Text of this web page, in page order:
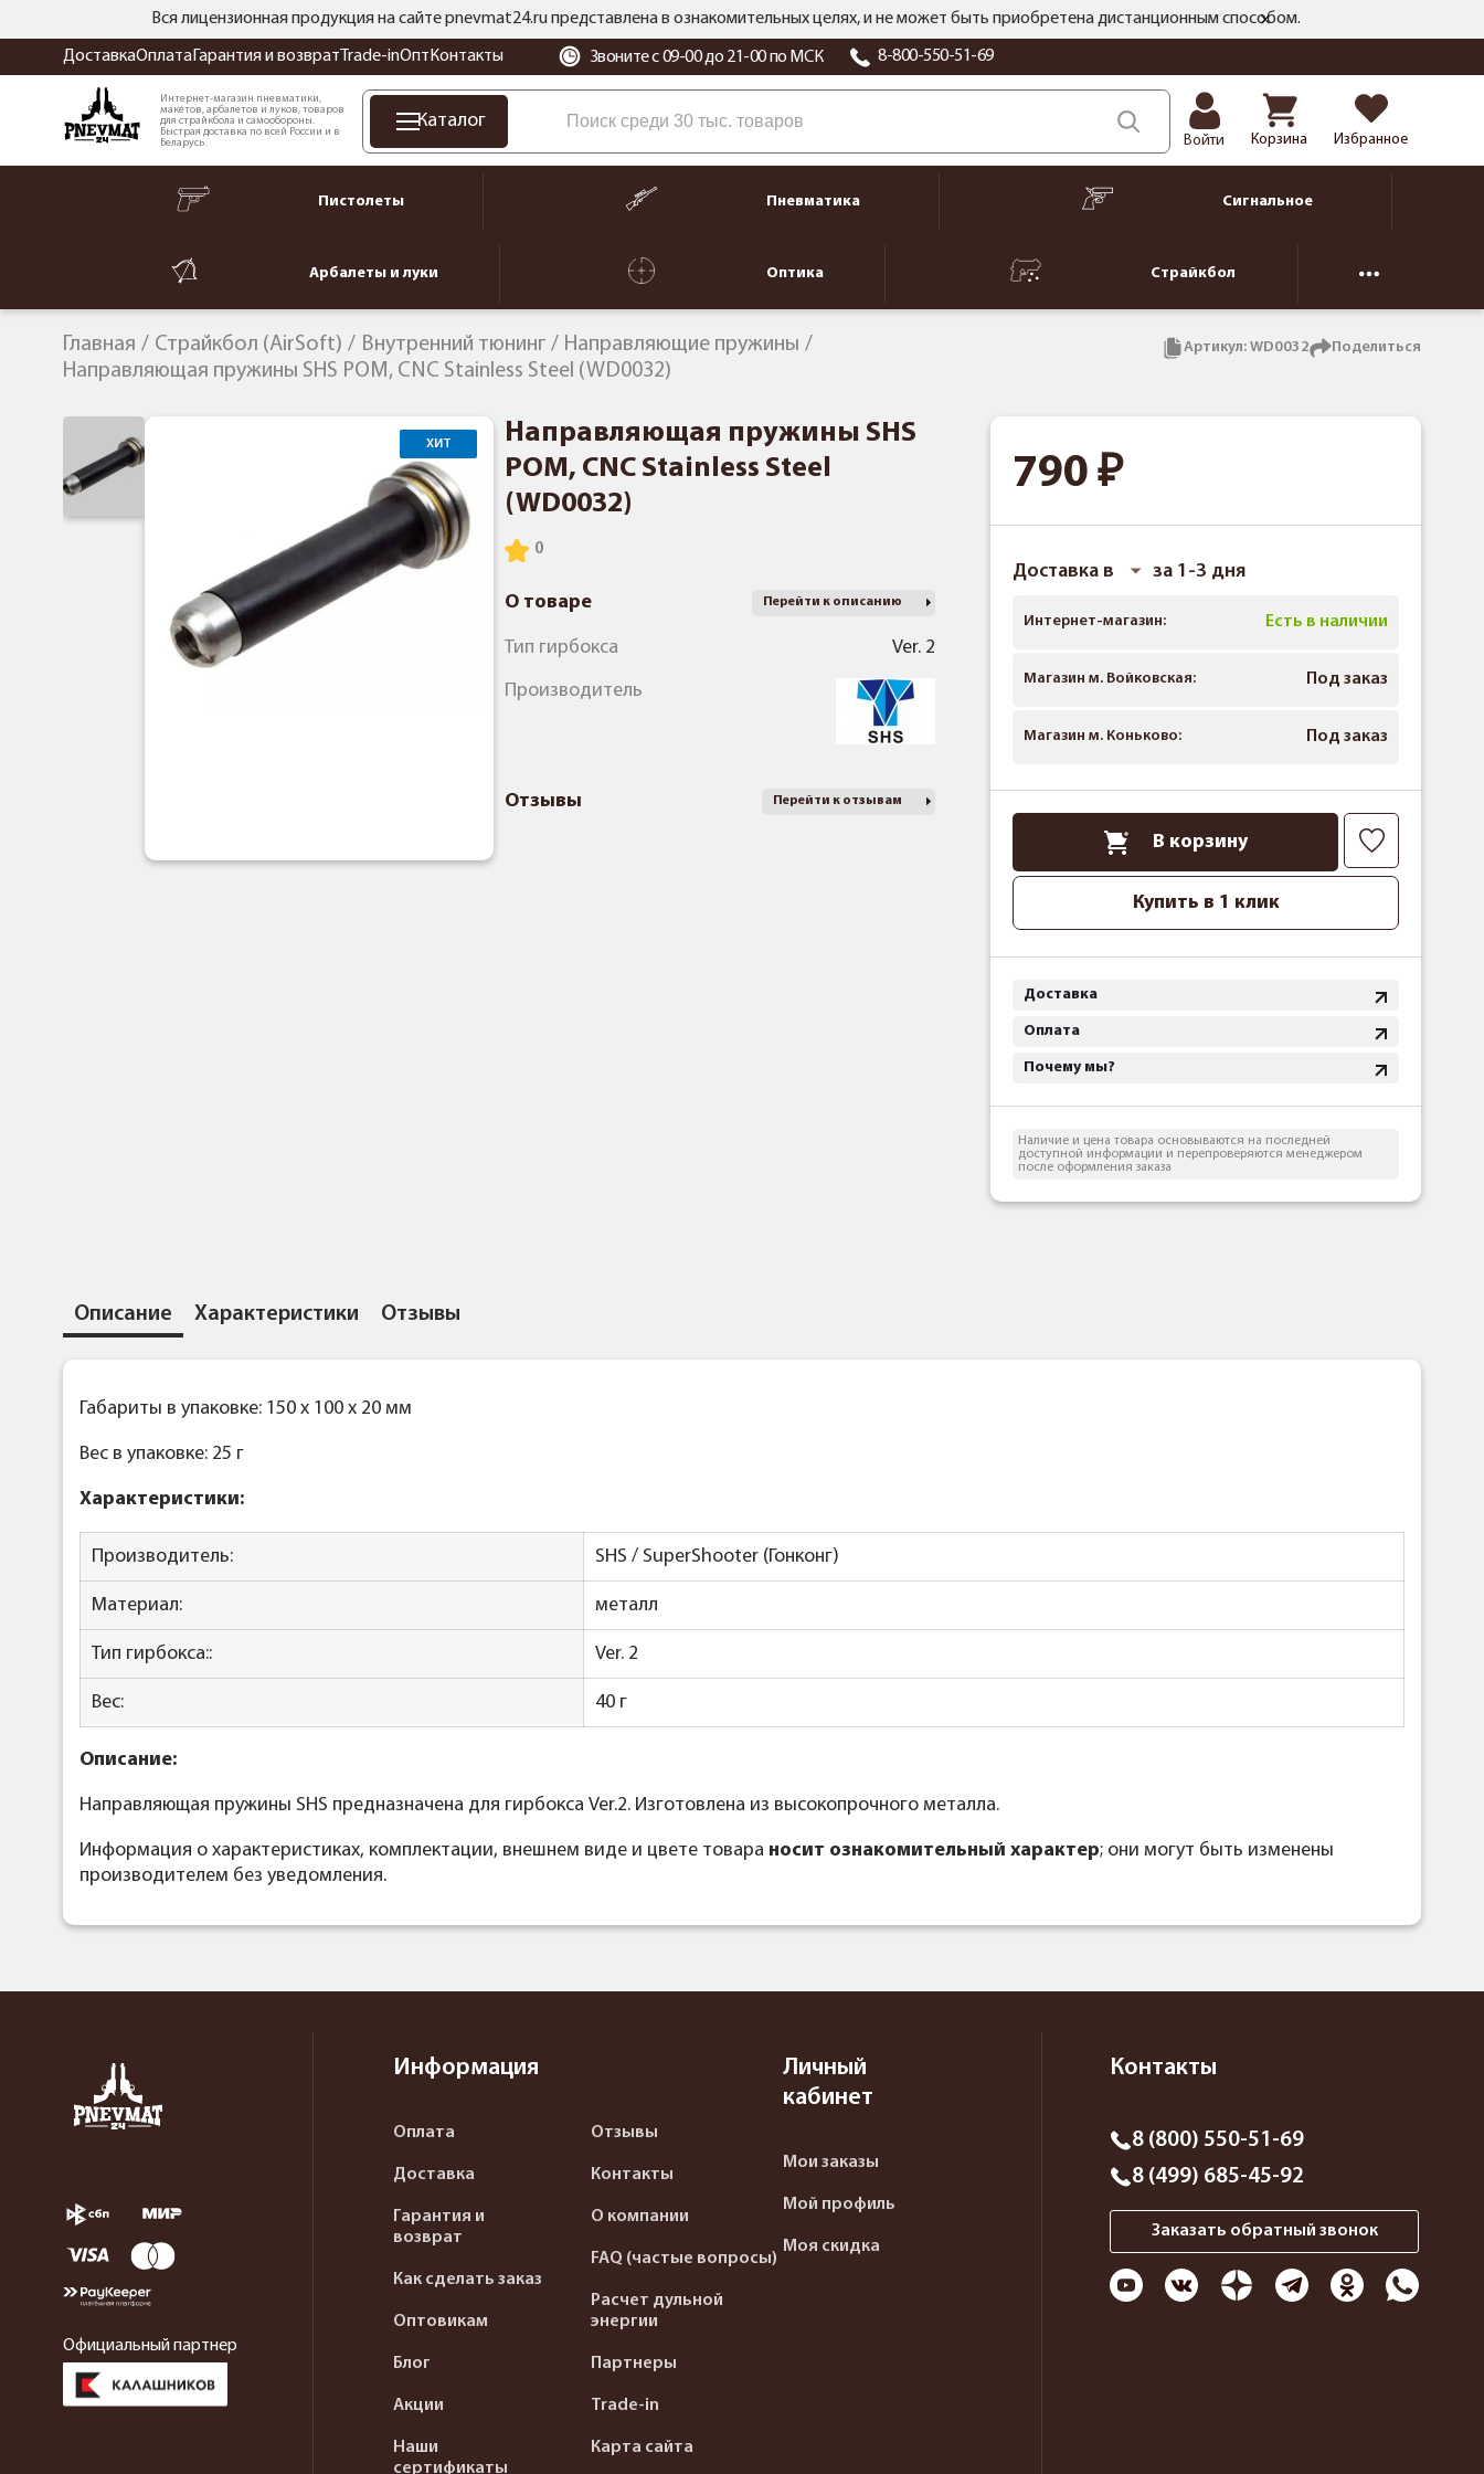
Вся лицензионная продукция на сайте pnevmat24.ru представлена в ознакомительных целях, и не может быть приобретена дистанционным способом.
ДоставкаОплата Гарантия и возврат Trade-inОпт Контакты Звоните с 09-00 до 21-00 по МСК 8-800-550-51-69
Интернет-магазин пневматики,
макетов, арбалетов и луков, товаров
для страйкбола и самообороны.
Быстрая доставка по всей России и в
Беларусь.
Каталог
Войти Корзина Избранное
Пистолеты Пневматика Сигнальное
Арбалеты и луки Оптика Страйкбол
Главная Страйкбол (AirSoft) Внутренний тюнинг
Направляющие пружины
Направляющая пружины SHS POM, CNC Stainless Steel (WD0032)
Артикул: WD0032 Поделиться
ХИТ
Направляющая пружины SHS
POM, CNC Stainless Steel
(WD0032)
О товаре Перейти к описанию
Тип гирбокса Ver. 2
Производитель
Отзывы Перейти к отзывам
790
Доставка в за 1-3 дня
Интернет-магазин: Есть в наличии
Магазин м. Войковская: Под заказ
Магазин м. Коньково: Под заказ
В корзину
Купить в 1 клик
Доставка
Оплата
Почему мы?
Наличие и цена товара основываются на последней
доступной информации и перепроверяются менеджером
после оформления заказа
Описание Характеристики Отзывы
Габариты в упаковке: 150 x 100 x 20 мм
Вес в упаковке: 25 г
Характеристики:
Производитель: SHS / SuperShooter (Гонконг)
Материал: металл
Тип гирбокса:: Ver. 2
Вес: 40 г
Описание:
Направляющая пружины SHS предназначена для гирбокса Ver.2. Изготовлена из высокопрочного металла.
Информация о характеристиках, комплектации, внешнем виде и цвете товара носит ознакомительный характер; они могут быть изменены
производителем без уведомления.
Официальный партнер
Информация
Оплата
Доставка
Гарантия и
возврат
Как сделать заказ
Оптовикам
Блог
Акции
Наши
сертификаты
Отзывы
Контакты
О компании
FAQ (частые вопросы)
Расчет дульной
энергии
Партнеры
Trade-in
Карта сайта
Личный
кабинет
Мои заказы
Мой профиль
Моя скидка
Контакты
8 (800) 550-51-69
8 (499) 685-45-92
Заказать обратный звонок